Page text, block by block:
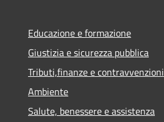
Educazione e formazione
Giustizia e sicurezza pubblica
Tributi,finanze e contravvenzioni
Ambiente
Salute, benessere e assistenza